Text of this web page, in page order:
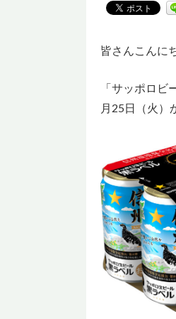
皆さんこんに
「サッポロ
月25日（火）